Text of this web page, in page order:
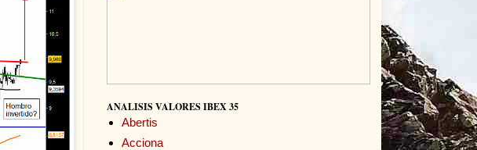
ANALISIS VALORES IBEX 35
Abertis
Acciona